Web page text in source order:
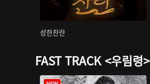
성한찬란
FAST TRACK <우림령>